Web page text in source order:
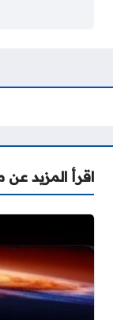
اقرأ المزيد